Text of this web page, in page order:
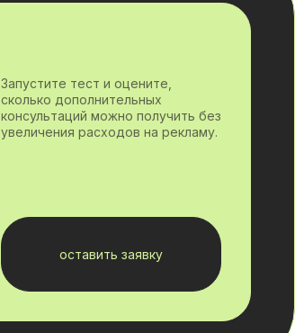
Запустите тест и оцените,
сколько дополнительных
консультаций можно получить без
увеличения расходов на рекламу.
оставить заявку